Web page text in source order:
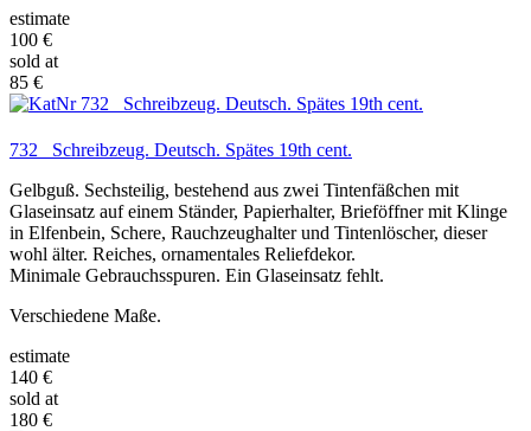
estimate
100 €
sold at
85 €
732 Schreibzeug. Deutsch. Spätes 19th cent.
Gelbguß. Sechsteilig, bestehend aus zwei Tintenfäßchen mit
Glaseinsatz auf einem Ständer, Papierhalter, Brieföffner mit Klinge
in Elfenbein, Schere, Rauchzeughalter und Tintenlöscher, dieser
wohl älter. Reiches, ornamentales Reliefdekor.
Minimale Gebrauchsspuren. Ein Glaseinsatz fehlt.
Verschiedene Maße.
estimate
140 €
sold at
180 €